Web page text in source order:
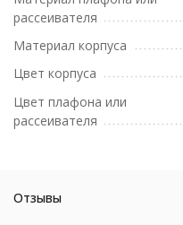
рассеивателя
Материал корпуса
Цвет корпуса
Цвет плафона или
рассеивателя
Отзывы